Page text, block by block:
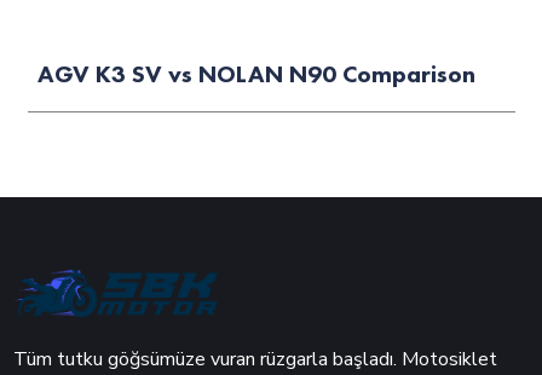
AGV K3 SV vs NOLAN N90 Comparison
Tüm tutku göğsümüze vuran rüzgarla başladı. Motosiklet